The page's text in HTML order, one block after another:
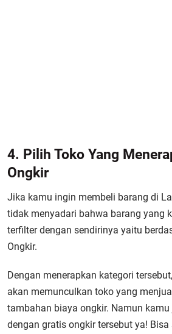
4. Pilih Toko Yang
Ongkir
Jika kamu ingin membeli barang di
tidak menyadari bahwa barang yang
terfilter dengan sendirinya yaitu
Ongkir.
Dengan menerapkan kategori
akan memunculkan toko yang
tambahan biaya ongkir. Namun
dengan gratis ongkir tersebut ya!